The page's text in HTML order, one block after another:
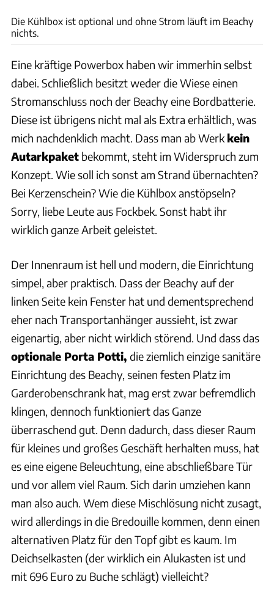
Die Kühlbox ist optional und ohne Strom läuft im Beachy
nichts.
Eine kräftige Powerbox haben wir immerhin selbst
dabei. Schließlich besitzt weder die Wiese einen
Stromanschluss noch der Beachy eine Bordbatterie.
Diese ist übrigens nicht mal als Extra erhältlich, was
mich nachdenklich macht. Dass man ab Werk kein
Autarkpaket bekommt, steht im Widerspruch zum
Konzept. Wie soll ich sonst am Strand übernachten?
Bei Kerzenschein? Wie die Kühlbox anstöpseln?
Sorry, liebe Leute aus Fockbek. Sonst habt ihr
wirklich ganze Arbeit geleistet.
Der Innenraum ist hell und modern, die Einrichtung
simpel, aber praktisch. Dass der Beachy auf der
linken Seite kein Fenster hat und dementsprechend
eher nach Transportanhänger aussieht, ist zwar
eigenartig, aber nicht wirklich störend. Und dass das
optionale Porta Potti, die ziemlich einzige sanitäre
Einrichtung des Beachy, seinen festen Platz im
Garderobenschrank hat, mag erst zwar befremdlich
klingen, dennoch funktioniert das Ganze
überraschend gut. Denn dadurch, dass dieser Raum
für kleines und großes Geschäft herhalten muss, hat
es eine eigene Beleuchtung, eine abschließbare Tür
und vor allem viel Raum. Sich darin umziehen kann
man also auch. Wem diese Mischlösung nicht zusagt,
wird allerdings in die Bredouille kommen, denn einen
alternativen Platz für den Topf gibt es kaum. Im
Deichselkasten (der wirklich ein Alukasten ist und
mit 696 Euro zu Buche schlägt) vielleicht?